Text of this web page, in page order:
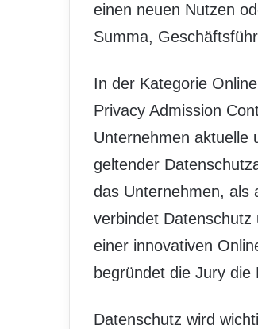
einen neuen Nutzen
Summa,
In der Kategorie
Privacy Admission
Unternehmen aktuelle
geltender
das Unternehmen, als
verbindet Datenschutz
einer innovativen
begründet die Jury die
Datenschutz wird